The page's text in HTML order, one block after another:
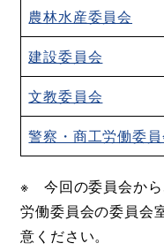
農林水産委員会
建設委員会
文教委員会
警察・商工労働委
※ 今回の委員会から
労働委員会の委員会
意ください。​